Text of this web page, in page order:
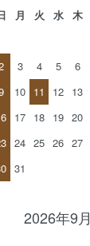
月 火 水 木
3 4 5 6
10 11 12 13
17 18 19 20
24 25 26 27
31
2026年9月